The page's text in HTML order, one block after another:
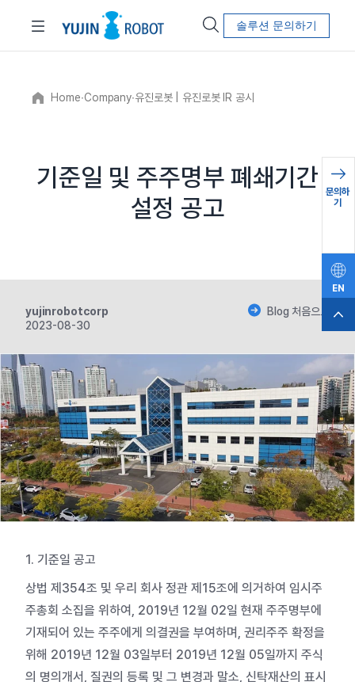
솔루션 문의하기
Home∙Company∙유진로봇 | 유진로봇 IR 공시
기준일 및 주주명부 폐쇄기간
설정 공고
yujinrobotcorp
2023-08-30
Blog 처음으로
1. 기준일 공고
상법 제354조 및 우리 회사 정관 제15조에 의거하여 임시주
주총회 소집을 위하여, 2019년 12월 02일 현재 주주명부에
기재되어 있는 주주에게 의결권을 부여하며, 권리주주 확정을
위해 2019년 12월 03일부터 2019년 12월 05일까지 주식
의 명의개서, 질권의 등록 및 그 변경과 말소, 신탁재산의 표시
문의하
기
EN